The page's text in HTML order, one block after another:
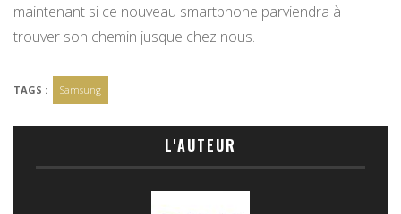
maintenant si ce nouveau smartphone parviendra à
trouver son chemin jusque chez nous.
TAGS : Samsung
L'AUTEUR